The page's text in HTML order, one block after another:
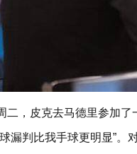
二，皮克去马德里参加
漏判比我手球更明显”。